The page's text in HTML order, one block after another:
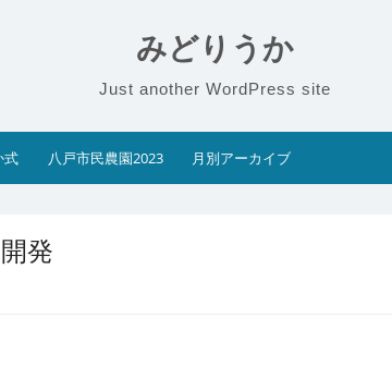
みどりうか
Just another WordPress site
式 八戸市民農園2023 月別アーカイブ
発